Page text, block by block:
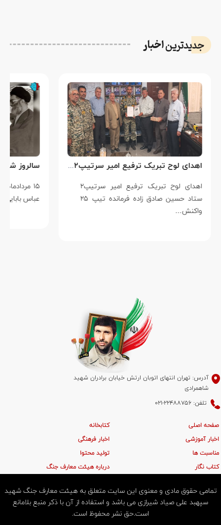
جدیدتریناخبار
اهدای لوح تبریک ترفیع امیر سرتیپ۲ ستاد حسین صادق زاده فرمانده تیپ ۲۵ واکنش سریع شهید آبگون نزاجا مستقر در تبریز
اهدای لوح تبریک ترفیع امیر سرتیپ۲
ستاد حسین صادق زاده فرمانده تیپ ۲۵
واکنش…
۱۵
عباس بابایی
آدرس: تهران انتهای اتوبان ارتش خیابان برادران شهید
شاهمرادی
تلفن: 22488756-021
صفحه اصلی
کتابخانه
اخبار آموزشی
اخبار فرهنگی
مناسبت ها
تولید محتوا
کتاب نگار
درباره هیئت معارف جنگ
تمامی حقوق مادی و معنوی این سایت متعلق به هیئت معارف جنگ شهید
سپهبد علی صیاد شیرازی می باشد و استفاده از آن با ذکر منبع بلامانع
است.حق نشر محفوظ است.